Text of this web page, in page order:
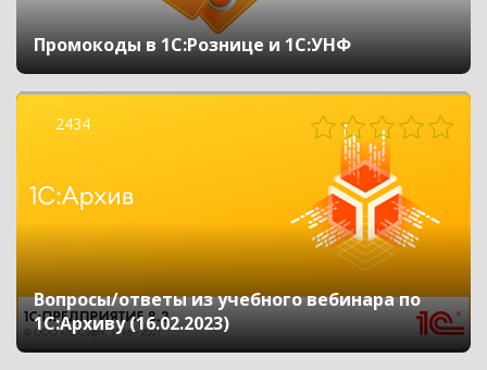
Промокоды в 1С:Рознице и 1С:УНФ
2434
Вопросы/ответы из учебного вебинара по
1С:Архиву (16.02.2023)